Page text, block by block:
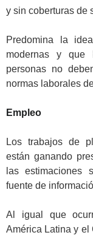
y sin coberturas de
Predomina la
modernas y que
personas no
normas laborales
Empleo
Los trabajos de
están ganando
las estimaciones
fuente de
Al igual que
América Latina y el